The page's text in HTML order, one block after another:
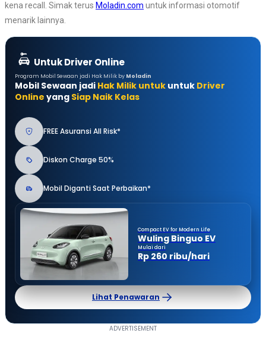
kena recall. Simak terus Moladin.com untuk informasi otomotif
menarik lainnya.
Untuk Driver Online
Program Mobil Sewaan jadi Hak Milik by Moladin
Mobil Sewaan jadi Hak Milik untuk untuk Driver
Online yang Siap Naik Kelas
FREE Asuransi All Risk*
Diskon Charge 50%
Mobil Diganti Saat Perbaikan*
Compact EV for Modern Life
Wuling Binguo EV
Mulai dari
Rp 260 ribu/hari
Lihat Penawaran